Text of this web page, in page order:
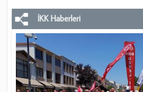
İKK Haberleri